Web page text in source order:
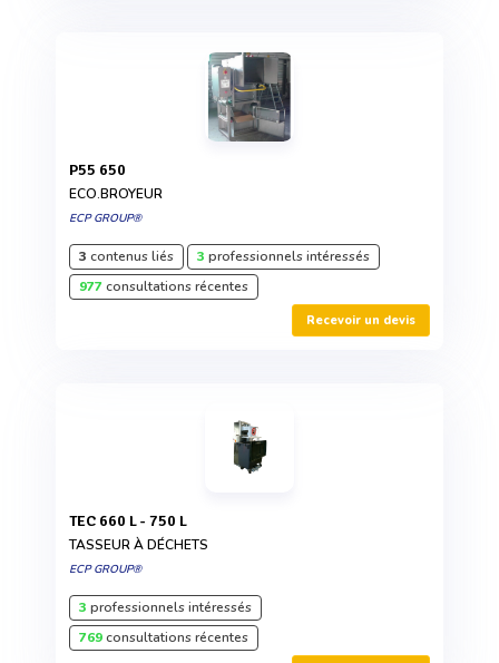
P55 650
ECO.BROYEUR
ECP GROUP®
3 contenus liés 3 professionnels intéressés
977consultations récentes
Recevoir un devis
TEC 660 L - 750 L
TASSEUR À DÉCHETS
ECP GROUP®
3 professionnels intéressés
769consultations récentes